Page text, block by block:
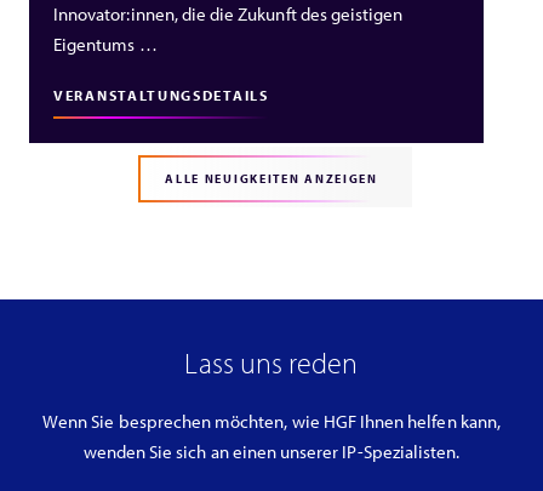
Innovator:innen, die die Zukunft des geistigen
Eigentums …
VERANSTALTUNGSDETAILS
ALLE NEUIGKEITEN ANZEIGEN
Lass uns reden
Wenn Sie besprechen möchten, wie HGF Ihnen helfen kann,
wenden Sie sich an einen unserer IP-Spezialisten.